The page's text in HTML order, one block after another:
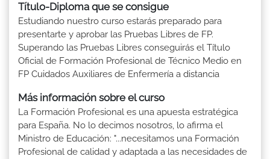
Título-Diploma que se consigue
Estudiando nuestro curso estarás preparado para
presentarte y aprobar las Pruebas Libres de FP.
Superando las Pruebas Libres conseguirás el Título
Oficial de Formación Profesional de Técnico Medio en
FP Cuidados Auxiliares de Enfermería a distancia
Más información sobre el curso
La Formación Profesional es una apuesta estratégica
para España. No lo decimos nosotros, lo afirma el
Ministro de Educación: "...necesitamos una Formación
Profesional de calidad y adaptada a las necesidades de